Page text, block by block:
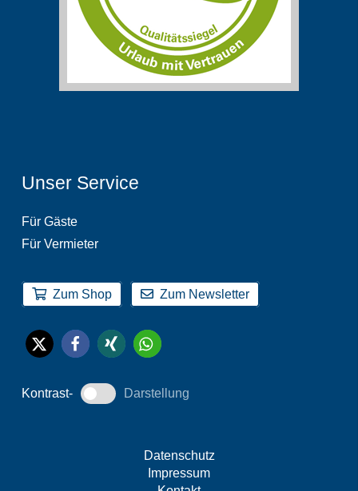
Unser Service
Für Gäste
Für Vermieter
Zum Shop Zum Newsletter
Kontrast- Darstellung
Datenschutz
Impressum